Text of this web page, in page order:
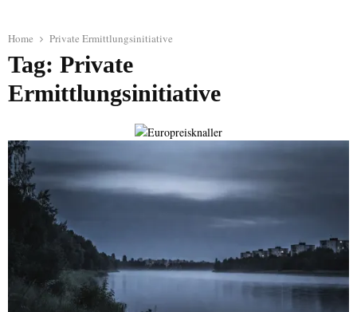
Home Private Ermittlungsinitiative
Tag: Private
Ermittlungsinitiative